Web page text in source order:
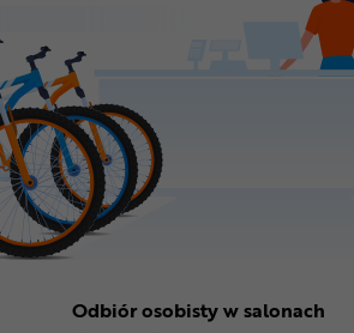
Odbiór osobisty w salonach